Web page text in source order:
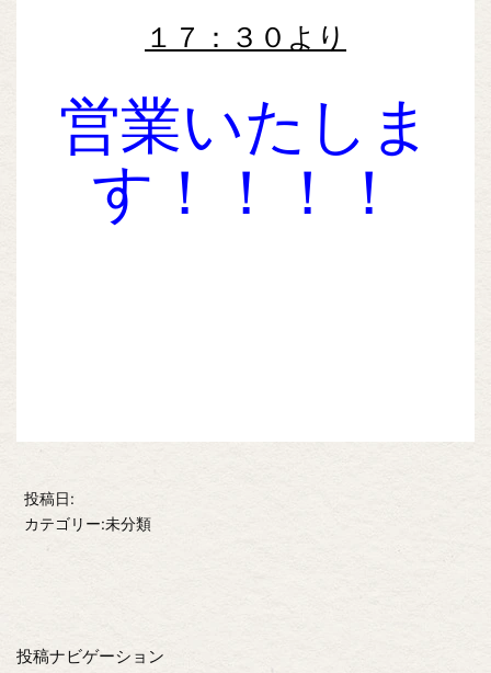
１７：３０より
営業いたしま
す！！！！
投稿日:
カテゴリー:未分類
投稿ナビゲーション